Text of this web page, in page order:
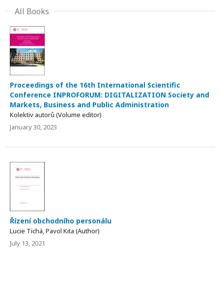
All Books
Proceedings of the 16th International Scientific
Conference INPROFORUM: DIGITALIZATION Society and
Markets, Business and Public Administration
Kolektiv autorů (Volume editor)
January 30, 2023
Řízení obchodního personálu
Lucie Tichá, Pavol Kita (Author)
July 13, 2021